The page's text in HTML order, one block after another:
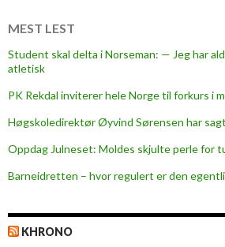
r
a
t
o
s
MEST LEST
Student skal delta i Norseman: — Jeg har
atletisk
PK Rekdal inviterer hele Norge til forkurs i
Høgskoledirektør Øyvind Sørensen har
Oppdag Julneset: Moldes skjulte perle for
Barneidretten – hvor regulert er den
KHRONO